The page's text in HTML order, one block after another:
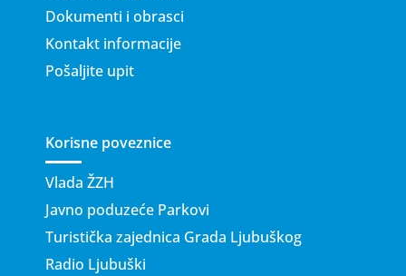
Dokumenti i obrasci
Kontakt informacije
Pošaljite upit
Korisne poveznice
Vlada ŽZH
Javno poduzeće Parkovi
Turistička zajednica Grada Ljubuškog
Radio Ljubuški